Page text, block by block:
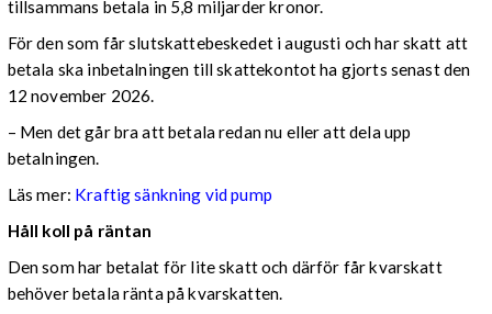
tillsammans betala in 5,8 miljarder kronor.
För den som får slutskattebeskedet i augusti och har skatt att
betala ska inbetalningen till skattekontot ha gjorts senast den
12 november 2026.
– Men det går bra att betala redan nu eller att dela upp
betalningen.
Läs mer: Kraftig sänkning vid pump
Håll koll på räntan
Den som har betalat för lite skatt och därför får kvarskatt
behöver betala ränta på kvarskatten.